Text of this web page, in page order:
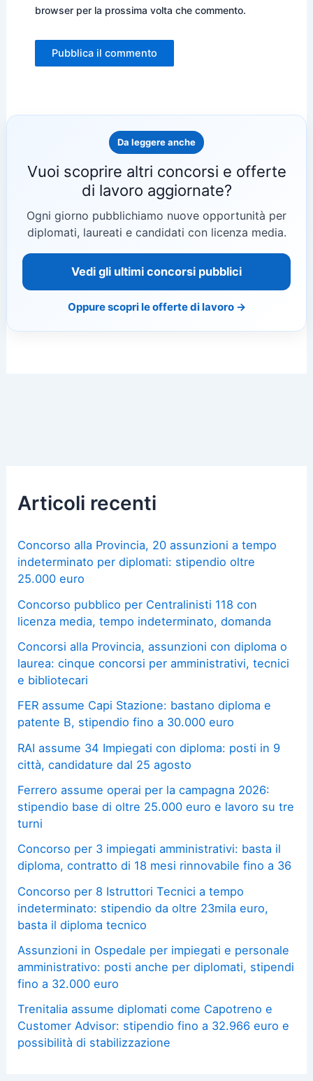
browser per la prossima volta che commento.
Da leggere anche
Vuoi scoprire altri concorsi e offerte
di lavoro aggiornate?
Ogni giorno pubblichiamo nuove opportunità per
diplomati, laureati e candidati con licenza media.
Vedi gli ultimi concorsi pubblici
Oppure scopri le offerte di lavoro →
Articoli recenti
Concorso alla Provincia, 20 assunzioni a tempo
indeterminato per diplomati: stipendio oltre
25.000 euro
Concorso pubblico per Centralinisti 118 con
licenza media, tempo indeterminato, domanda
Concorsi alla Provincia, assunzioni con diploma o
laurea: cinque concorsi per amministrativi, tecnici
e bibliotecari
FER assume Capi Stazione: bastano diploma e
patente B, stipendio fino a 30.000 euro
RAI assume 34 Impiegati con diploma: posti in 9
città, candidature dal 25 agosto
Ferrero assume operai per la campagna 2026:
stipendio base di oltre 25.000 euro e lavoro su tre
turni
Concorso per 3 impiegati amministrativi: basta il
diploma, contratto di 18 mesi rinnovabile fino a 36
Concorso per 8 Istruttori Tecnici a tempo
indeterminato: stipendio da oltre 23mila euro,
basta il diploma tecnico
Assunzioni in Ospedale per impiegati e personale
amministrativo: posti anche per diplomati, stipendi
fino a 32.000 euro
Trenitalia assume diplomati come Capotreno e
Customer Advisor: stipendio fino a 32.966 euro e
possibilità di stabilizzazione